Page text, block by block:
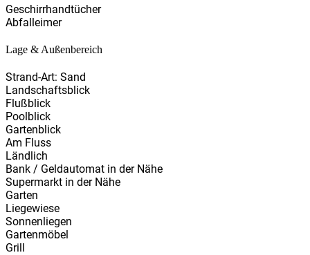
Geschirrhandtücher
Abfalleimer
Lage & Außenbereich
Strand-Art: Sand
Landschaftsblick
Flußblick
Poolblick
Gartenblick
Am Fluss
Ländlich
Bank / Geldautomat in der Nähe
Supermarkt in der Nähe
Garten
Liegewiese
Sonnenliegen
Gartenmöbel
Grill